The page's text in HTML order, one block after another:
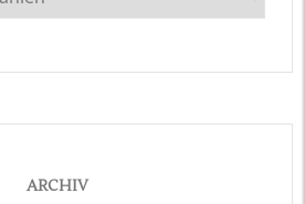
ARCHIV